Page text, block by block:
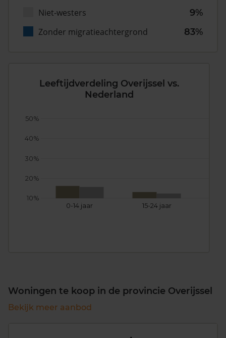
Niet-westers
9%
Zonder migratieachtergrond
83%
Leeftijdverdeling Overijssel vs.
Nederland
0-14 jaar 15-24 jaar
10%
20%
30%
40%
50%
Woningen te koop in de provincie Overijssel
Bekijk meer aanbod